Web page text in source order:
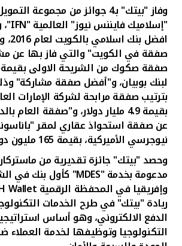
وفاز "بيتك" بـ4 جوائز من مجموعة
"إسلاميك فايننس نيوز" العالمية "IFN
افضل
صفقة في الكويت" والتي فاز بها عن
لبنك بوبيان، و"أفضل صفقة مشاركة"
بترتيب صفقة مرابحة لشركة الإمارات
بقيمة 4.9 مليار دولار، و"صفقة العام
عن صفقة استحواذ عقاري لمقر
نيوجرسي الأميركية، بقيمة 165 مليون دولار.
وحصد "بيتك" جائزة تقديرية من
مدعومة بخدمة "MDES" كأول بنك في
وإفريقيا في المحفظة الرقميةWallet
ريادة "بيتك" في طرح الخدمات
الدفع الالكتروني، وهو أساس
التكنولوجيا وتوظيفها لخدمة العملاء